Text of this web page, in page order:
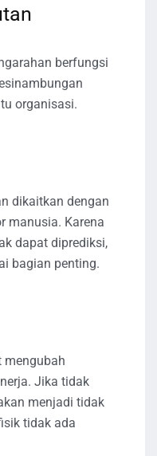
berfungsi
organisasi.
dikaitkan dengan
manusia. Karena
dapat diprediksi,
bagian penting.
mengubah
Jika tidak
menjadi tidak
tidak ada